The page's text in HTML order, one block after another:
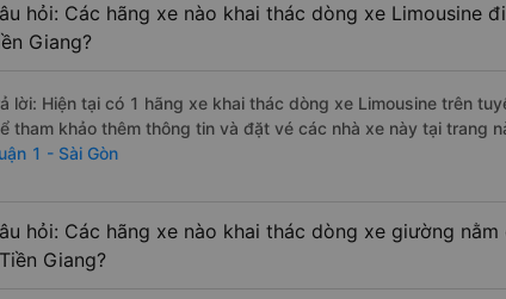
hỏi: Các hãng xe nào khai thác dòng xe Limousine
Giang?
lời: Hiện tại có 1 hãng xe khai thác dòng xe Limousine trên
tham khảo thêm thông tin và đặt vé các nhà xe này tại trang
1 - Sài Gòn
hỏi: Các hãng xe nào khai thác dòng xe giường
Giang?